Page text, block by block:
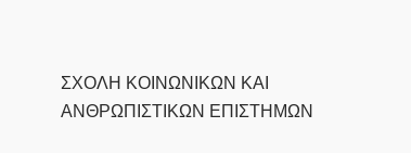
ΣΧΟΛΉ ΚΟΙΝΩΝΙΚΏΝ ΚΑΙ
ΑΝΘΡΩΠΙΣΤΙΚΏΝ ΕΠΙΣΤΗΜΏΝ